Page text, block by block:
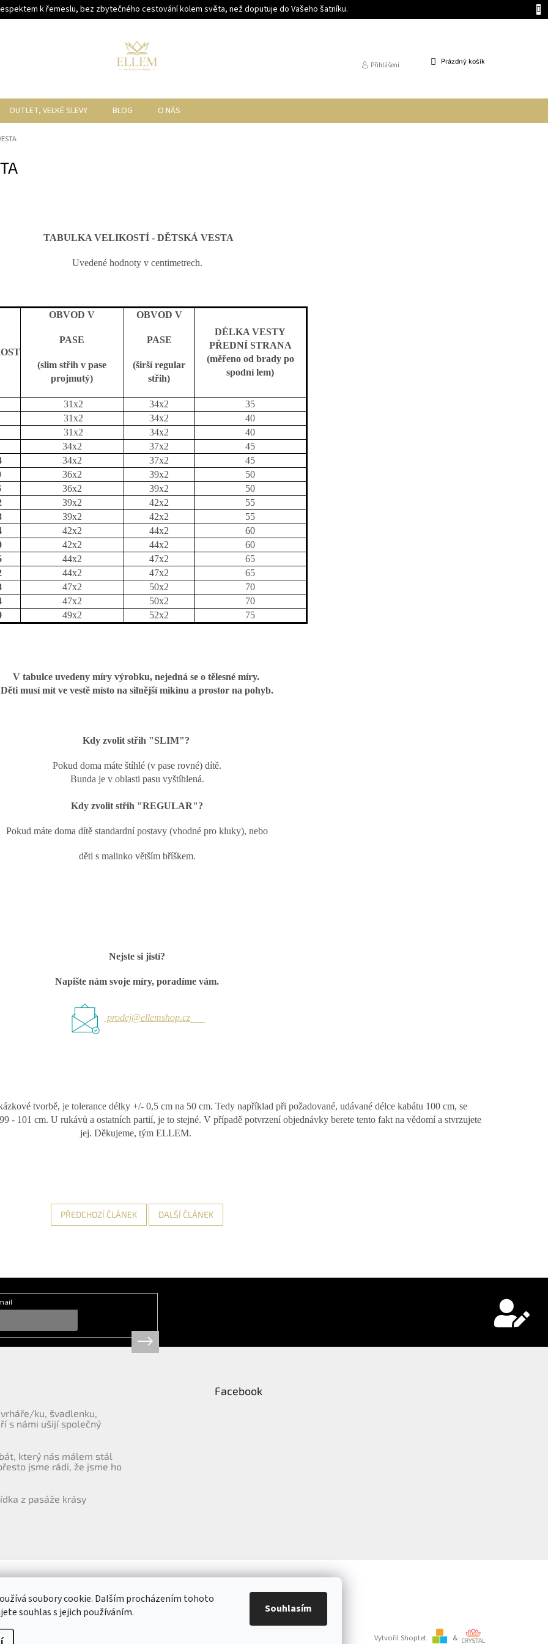
soubory cookie. Dalším procházením tohoto
souhlas s jejich používáním.
Souhlasím
k řemeslu, bez zbytečného cestování kolem světa, než doputuje do Vašeho šatníku.
Přihlášení
NÁKUPNÍ
Prázdný košík
OUTLET, VELKÉ SLEVY BLOG O NÁS
TABULKA VELIKOSTÍ - DĚTSKÁ VESTA
Uvedené hodnoty v centimetrech.
OBVOD V
PASE
(slim střih v pase
projmutý)
OBVOD V
PASE
(širší regular
střih)
DÉLKA VESTY
PŘEDNÍ STRANA
(měřeno od brady po
spodní lem)
31x2 34x2
35
31x2 34x2
40
31x2 34x2
40
34x2 37x2
45
34x2 37x2
45
36x2 39x2
50
36x2 39x2
50
39x2 42x2
55
39x2 42x2
55
42x2 44x2
60
42x2 44x2
60
44x2 47x2
65
44x2 47x2
65
47x2 50x2
70
47x2 50x2
70
49x2 52x2 75
V tabulce uvedeny míry výrobku, nejedná se o tělesné míry.
Děti musí mít ve vestě místo na silnější mikinu a prostor na pohyb.
Kdy zvolit střih "SLIM"?
Pokud doma máte štíhlé (v pase rovné) dítě.
Bunda je v oblasti pasu vyštíhlená.
Kdy zvolit střih "REGULAR"?
Pokud máte doma dítě standardní postavy (vhodné pro kluky), nebo
děti s malinko větším bříškem.
Nejste si jistí?
Napište nám svoje míry, poradíme vám.
prodej@ellemshop.cz
tvorbě, je tolerance délky +/- 0,5 cm na 50 cm. Tedy například při požadované, udávané délce kabátu 100 cm, se
- 101 cm. U rukávů a ostatních partií, je to stejné. V případě potvrzení objednávky berete tento fakt na vědomí a stvrzujete
jej. Děkujeme, tým ELLEM.
PŘEDCHOZÍ ČLÁNEK DALŠÍ ČLÁNEK
ku, švadlenku,
s námi ušijí společný
který nás málem stál
jsme rádi, že jsme ho
z pasáže krásy
Facebook
Vytvořil Shoptet &
cookies